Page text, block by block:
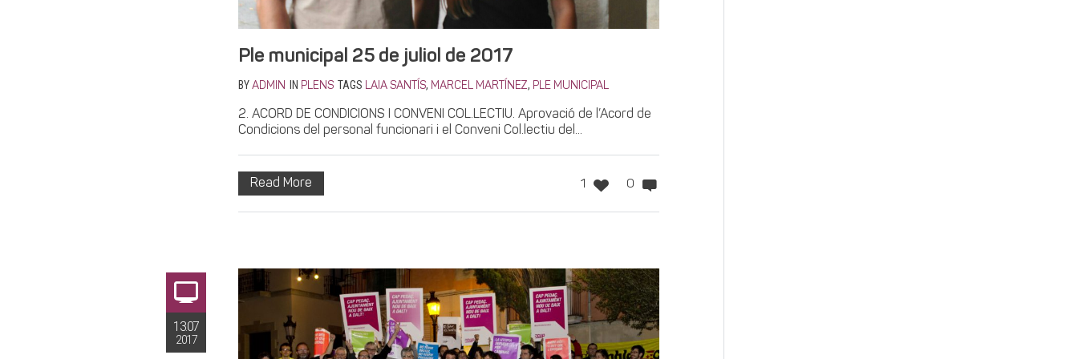
Ple municipal 25 de juliol de 2017
BY ADMIN IN PLENS TAGS LAIA SANTÍS, MARCEL MARTÍNEZ, PLE MUNICIPAL
2. ACORD DE CONDICIONS I CONVENI COL.LECTIU. Aprovació de l’Acord de
Condicions del personal funcionari i el Conveni Col.lectiu del...
1 0
Read More
13.07
2017